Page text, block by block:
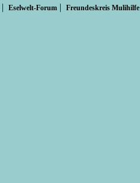
| Eselwelt-Forum | Freundeskreis Mulihilfe